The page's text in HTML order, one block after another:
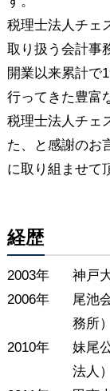
税理士法人チェ
取り扱う会計事
開業以来累計で
行ってきた豊富
税理士法人チェ
た、と感謝のお
に取り組ませて
経歴
2003年
神戸
2006年
尾池
務所）
2010年
妹尾
法人）